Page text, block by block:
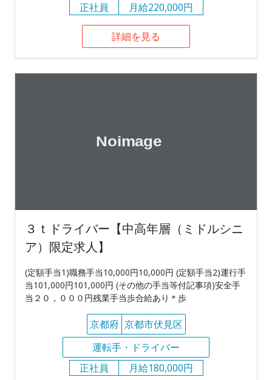
正社員
月給220,000円
詳細を見る
３ｔドライバー【中高年層（ミドルシニ
ア）限定求人】
(定額手当1)職務手当10,000円10,000円 (定額手当2)運行手
当101,000円101,000円 (その他の手当等付記事項)安全手
当２０，０００円残業手当歩合給あり＊歩
京都府 京都市伏見区
運転手・ドライバー
正社員
月給180,000円